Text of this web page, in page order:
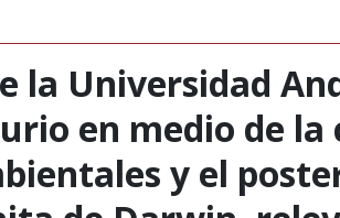
la Universidad
en medio de
y el